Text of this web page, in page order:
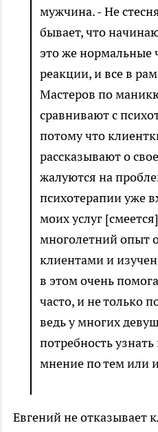
мужчина. - Не
бывает, что
это же нормальные
реакции, и все в
Мастеров по
сравнивают с
потому что
рассказывают о
жалуются на
психотерапии уже
моих услуг
многолетний опыт
клиентами и
в этом очень
часто, и не только
ведь у многих
потребность
мнение по тем или
Евгений не отказывает